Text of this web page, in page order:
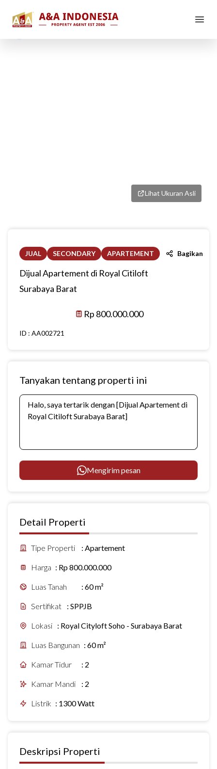
Lihat Ukuran Asli
JUAL SECONDARY APARTEMENT Bagikan
Dijual Apartement di Royal Citiloft
Surabaya Barat
Rp 800.000.000
ID : AA002721
Tanyakan tentang properti ini
Mengirim pesan
Detail Properti
Tipe Properti : Apartement
Harga : Rp 800.000.000
Luas Tanah : 60 m²
Sertifikat : SPPJB
Lokasi : Royal Cityloft Soho - Surabaya Barat
Luas Bangunan : 60 m²
Kamar Tidur : 2
Kamar Mandi : 2
Listrik : 1300 Watt
Deskripsi Properti